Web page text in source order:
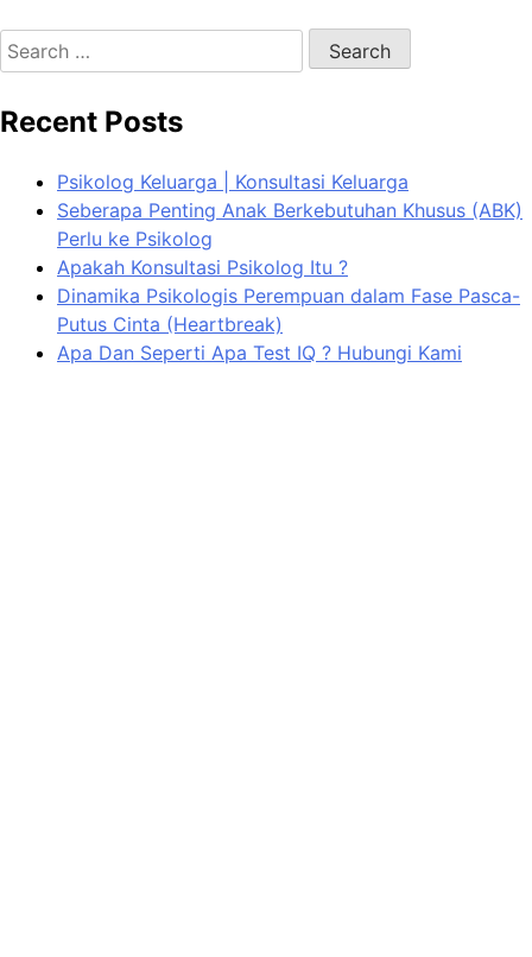
Search
for:
Recent Posts
Psikolog Keluarga | Konsultasi Keluarga
Seberapa Penting Anak Berkebutuhan Khusus (ABK)
Perlu ke Psikolog
Apakah Konsultasi Psikolog Itu ?
Dinamika Psikologis Perempuan dalam Fase Pasca-
Putus Cinta (Heartbreak)
Apa Dan Seperti Apa Test IQ ? Hubungi Kami